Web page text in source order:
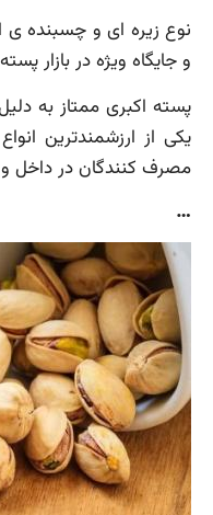
نوع زیره ای و چسبنده
و جایگاه ویژه در بازار
پسته اکبری ممتاز به
یکی از ارزشمندترین
مصرف کنندگان در داخل
…